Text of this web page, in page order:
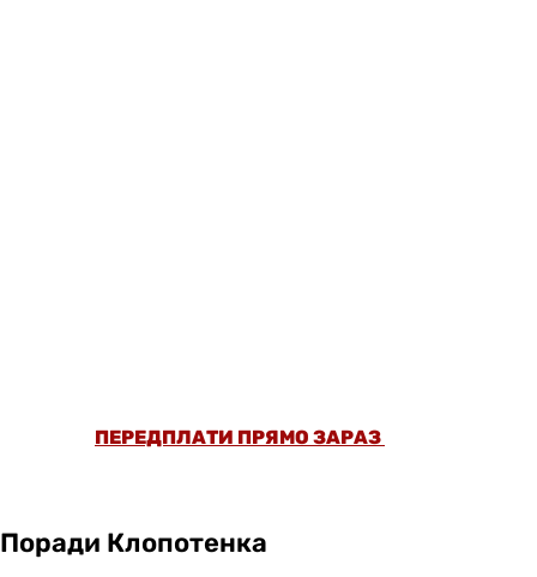
ПЕРЕДПЛАТИ ПРЯМО ЗАРАЗ
Поради Клопотенка